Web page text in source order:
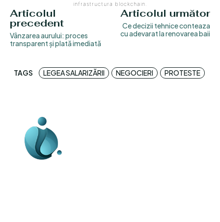
infrastructura blockchain.
Articolul
precedent
Vânzarea aurului: proces
transparent și plată imediată
Articolul următor
Ce decizii tehnice conteaza
cu adevarat la renovarea baii
TAGS LEGEA SALARIZĂRII NEGOCIERI PROTESTE